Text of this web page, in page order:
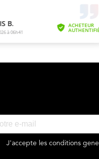
J'accepte les conditions